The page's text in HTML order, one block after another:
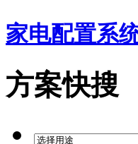
家电配置系
方案快搜